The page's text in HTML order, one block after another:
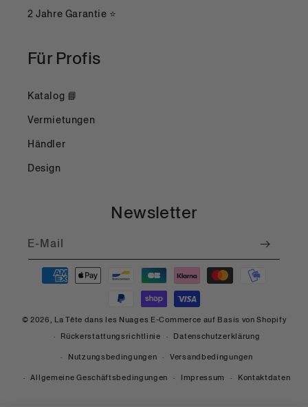
2 Jahre Garantie ⭐
Für Profis
Katalog 📘
Vermietungen
Händler
Design
Newsletter
E-Mail
Zahlungsmöglichkeiten
© 2026, La Tête dans les Nuages E-Commerce auf Basis von Shopify
Rückerstattungsrichtlinie
Datenschutzerklärung
Nutzungsbedingungen
Versandbedingungen
Allgemeine Geschäftsbedingungen
Impressum Kontaktdaten